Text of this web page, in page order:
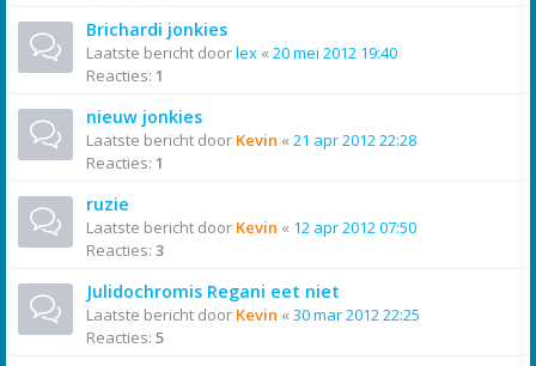
Brichardi jonkies
Laatste bericht doorlex « 20 mei 2012 19:40
Reacties: 1
nieuw jonkies
Laatste bericht door Kevin « 21 apr 2012 22:28
Reacties: 1
ruzie
Laatste bericht door Kevin « 12 apr 2012 07:50
Reacties: 3
Julidochromis Regani eet niet
Laatste bericht door Kevin « 30 mar 2012 22:25
Reacties: 5